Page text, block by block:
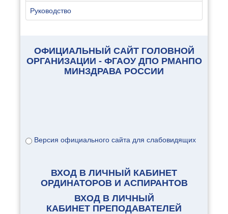
Руководство
ОФИЦИАЛЬНЫЙ САЙТ ГОЛОВНОЙ
ОРГАНИЗАЦИИ - ФГАОУ ДПО РМАНПО
МИНЗДРАВА РОССИИ
Версия официального сайта для слабовидящих
ВХОД В ЛИЧНЫЙ КАБИНЕТ
ОРДИНАТОРОВ И АСПИРАНТОВ
ВХОД В ЛИЧНЫЙ
КАБИНЕТ ПРЕПОДАВАТЕЛЕЙ